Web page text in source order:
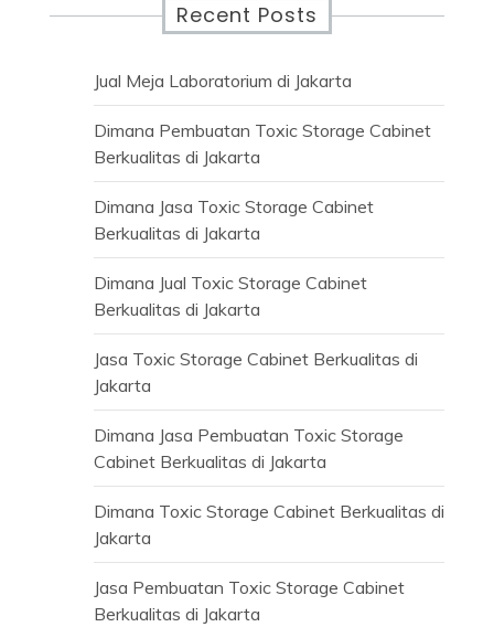
Recent Posts
Jual Meja Laboratorium di Jakarta
Dimana Pembuatan Toxic Storage Cabinet
Berkualitas di Jakarta
Dimana Jasa Toxic Storage Cabinet
Berkualitas di Jakarta
Dimana Jual Toxic Storage Cabinet
Berkualitas di Jakarta
Jasa Toxic Storage Cabinet Berkualitas di
Jakarta
Dimana Jasa Pembuatan Toxic Storage
Cabinet Berkualitas di Jakarta
Dimana Toxic Storage Cabinet Berkualitas di
Jakarta
Jasa Pembuatan Toxic Storage Cabinet
Berkualitas di Jakarta